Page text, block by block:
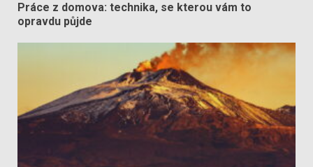
Práce z domova: technika, se kterou vám to
opravdu půjde